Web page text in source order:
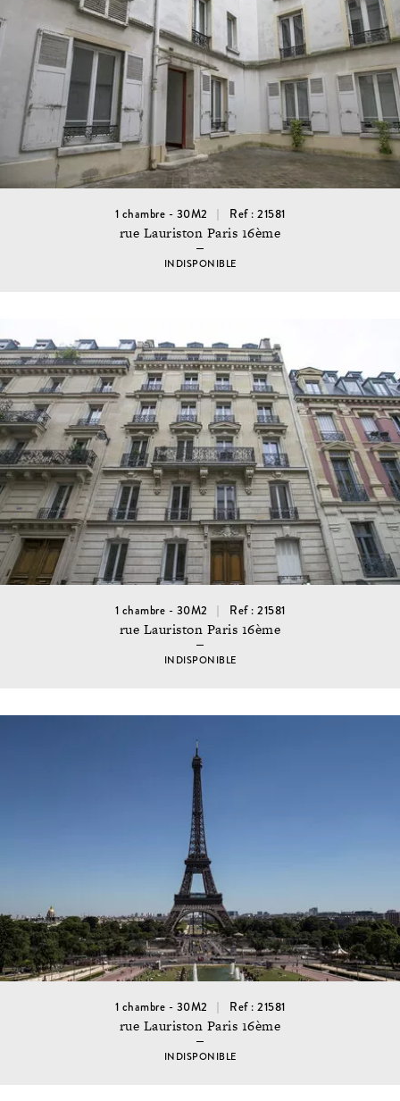
1 chambre - 30M2 Ref : 21581
rue Lauriston Paris 16ème
INDISPONIBLE
1 chambre - 30M2 Ref : 21581
rue Lauriston Paris 16ème
INDISPONIBLE
1 chambre - 30M2 Ref : 21581
rue Lauriston Paris 16ème
INDISPONIBLE